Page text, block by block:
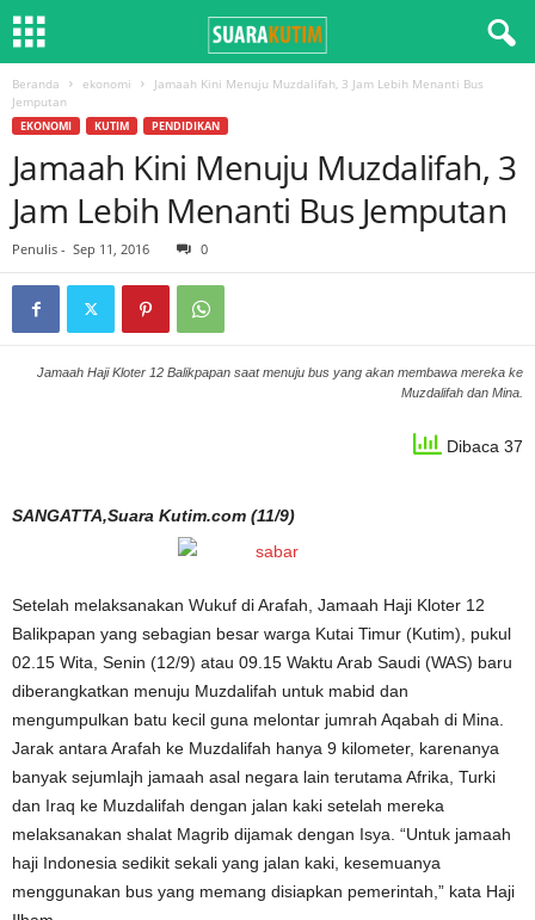
Beranda ekonomi
Jamaah Kini Menuju Muzdalifah, 3 Jam Lebih Menanti Bus
Jemputan
EKONOMI KUTIM PENDIDIKAN
Jamaah Kini Menuju Muzdalifah, 3
Jam Lebih Menanti Bus Jemputan
Penulis - Sep 11, 2016 0
Jamaah Haji Kloter 12 Balikpapan saat menuju bus yang akan membawa mereka ke
Muzdalifah dan Mina.
Dibaca 37
SANGATTA,Suara Kutim.com (11/9)
Setelah melaksanakan Wukuf di Arafah, Jamaah Haji Kloter 12
Balikpapan yang sebagian besar warga Kutai Timur (Kutim), pukul
02.15 Wita, Senin (12/9) atau 09.15 Waktu Arab Saudi (WAS) baru
diberangkatkan menuju Muzdalifah untuk mabid dan
mengumpulkan batu kecil guna melontar jumrah Aqabah di Mina.
Jarak antara Arafah ke Muzdalifah hanya 9 kilometer, karenanya
banyak sejumlajh jamaah asal negara lain terutama Afrika, Turki
dan Iraq ke Muzdalifah dengan jalan kaki setelah mereka
melaksanakan shalat Magrib dijamak dengan Isya. “Untuk jamaah
haji Indonesia sedikit sekali yang jalan kaki, kesemuanya
menggunakan bus yang memang disiapkan pemerintah,” kata Haji